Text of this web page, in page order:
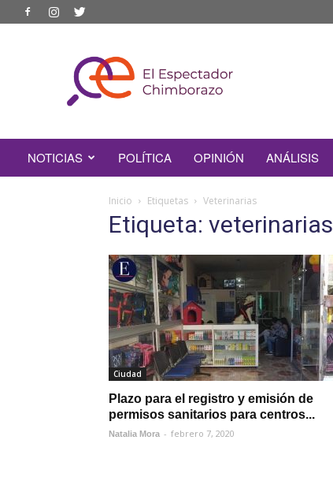
ESPECTADOR
CHIMBORAZO
NOTICIAS POLÍTICA OPINIÓN ANÁLISIS
Inicio Etiquetas Veterinarias
Etiqueta: veterinarias
Ciudad
Plazo para el registro y emisión de
permisos sanitarios para centros...
Natalia Mora - febrero 7, 2020